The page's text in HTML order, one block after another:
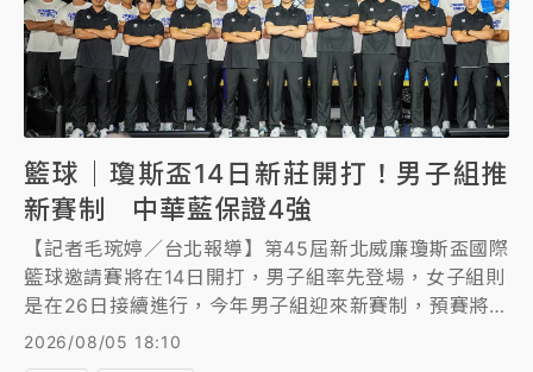
籃球｜瓊斯盃14日新莊開打！男子組推
新賽制 中華藍保證4強
【記者毛琬婷／台北報導】第45屆新北威廉瓊斯盃國際
籃球邀請賽將在14日開打，男子組率先登場，女子組則
是在26日接續進行，今年男子組迎來新賽制，預賽將首
度採分組雙循環制，取分組前2晉級4強。不過，中華藍
2026/08/05 18:10